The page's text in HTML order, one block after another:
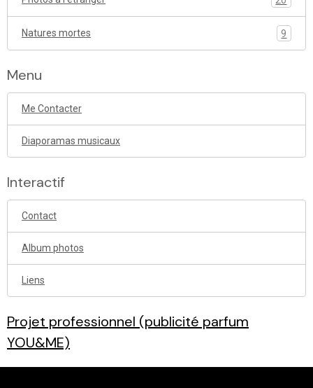
Natures mortes 9
Menu
Me Contacter
Diaporamas musicaux
Interactif
Contact
Album photos
Liens
Projet professionnel (publicité parfum
YOU&ME)